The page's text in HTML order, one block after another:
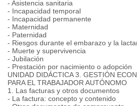
- Asistencia sanitaria
- Incapacidad temporal
- Incapacidad permanente
- Maternidad
- Paternidad
- Riesgos durante el embarazo y la
- Muerte y supervivencia
- Jubilación
- Prestación por nacimiento o adopción
UNIDAD DIDÁCTICA 3. GESTIÓN
PARA EL TRABAJADOR AUTÓNOMO
1. Las facturas y otros documentos
- La factura: concepto y contenido